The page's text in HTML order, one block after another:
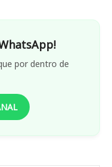
por dentro de